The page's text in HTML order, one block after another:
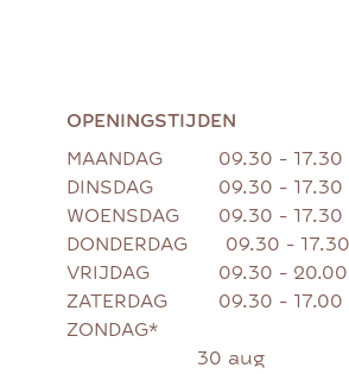
OPENINGSTIJDEN
MAANDAG
09.30 -
DINSDAG
09.30 -
WOENSDAG
09.30 -
DONDERDAG
09.30 -
VRIJDAG
09.30 -
ZATERDAG
09.30 -
ZONDAG*
30 aug